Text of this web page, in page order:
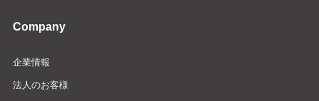
Company
企業情報
法人のお客様